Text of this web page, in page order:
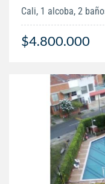
Cali, 1 alcoba, 2
$4.800.000